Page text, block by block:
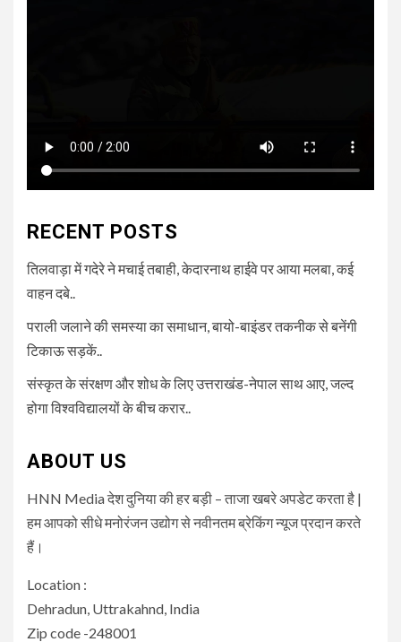
RECENT POSTS
तिलवाड़ा में गदेरे ने मचाई तबाही, केदारनाथ हाईवे पर आया मलबा, कई
वाहन दबे..
पराली जलाने की समस्या का समाधान, बायो-बाइंडर तकनीक से बनेंगी
टिकाऊ सड़कें..
संस्कृत के संरक्षण और शोध के लिए उत्तराखंड-नेपाल साथ आए, जल्द
होगा विश्वविद्यालयों के बीच करार..
ABOUT US
HNN Media देश दुनिया की हर बड़ी – ताजा खबरे अपडेट करता है |
हम आपको सीधे मनोरंजन उद्योग से नवीनतम ब्रेकिंग न्यूज प्रदान करते
हैं।
Location :
Dehradun, Uttrakahnd, India
Zip code -248001